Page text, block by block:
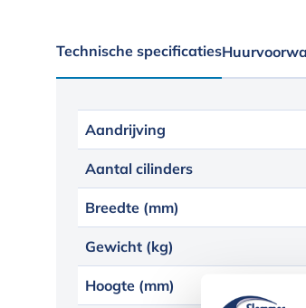
Technische specificaties
Aandrijving
Aantal cilinders
Breedte (mm)
Gewicht (kg)
Hoogte (mm)